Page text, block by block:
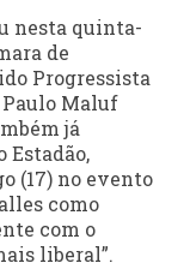
nesta quinta-
de
Progressista
Paulo Maluf
já
Estadão,
(17) no evento
como
com o
liberal”.